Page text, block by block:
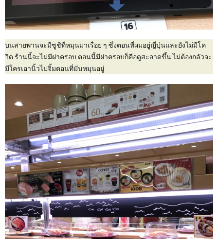
บนสายพานจะมีซูชิที่หมุนมาเรื่อย ๆ ซึ่งตอนที่ผมอยู่ญี่ปุ่นและยังไม่มีโค
วิด ร้านนี้จะไม่มีฝาครอบ ตอนนี้มีฝาครอบก็คือดูสะอาดขึ้น ไม่ต้องกลัวจะ
มีใครเอานิ้วไปจิ้มตอนที่มันหมุนอยู่